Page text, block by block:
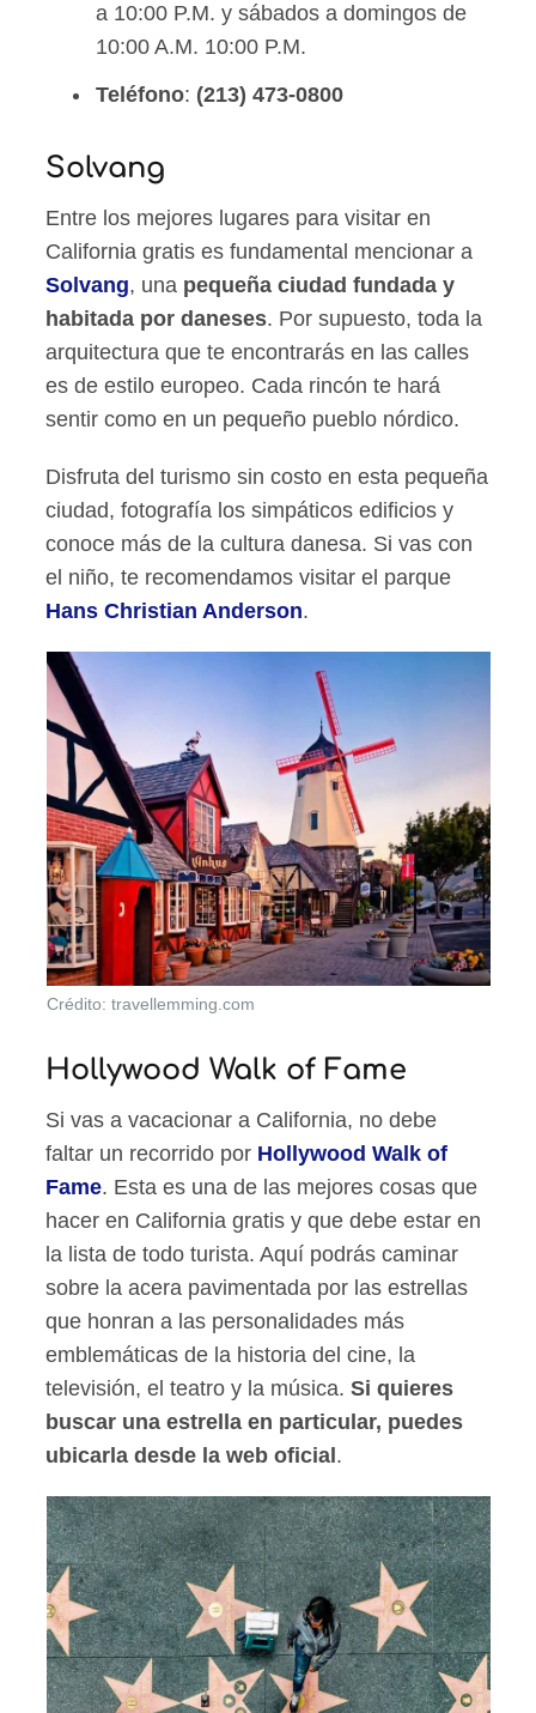
a 10:00 P.M. y sábados a domingos de
10:00 A.M. 10:00 P.M.
Teléfono: (213) 473-0800
Solvang
Entre los mejores lugares para visitar en
California gratis es fundamental mencionar a
Solvang, una pequeña ciudad fundada y
habitada por daneses. Por supuesto, toda la
arquitectura que te encontrarás en las calles
es de estilo europeo. Cada rincón te hará
sentir como en un pequeño pueblo nórdico.
Disfruta del turismo sin costo en esta pequeña
ciudad, fotografía los simpáticos edificios y
conoce más de la cultura danesa. Si vas con
el niño, te recomendamos visitar el parque
Hans Christian Anderson.
Crédito: travellemming.com
Hollywood Walk of Fame
Si vas a vacacionar a California, no debe
faltar un recorrido por Hollywood Walk of
Fame. Esta es una de las mejores cosas que
hacer en California gratis y que debe estar en
la lista de todo turista. Aquí podrás caminar
sobre la acera pavimentada por las estrellas
que honran a las personalidades más
emblemáticas de la historia del cine, la
televisión, el teatro y la música.Si quieres
buscar una estrella en particular, puedes
ubicarla desde la web oficial .